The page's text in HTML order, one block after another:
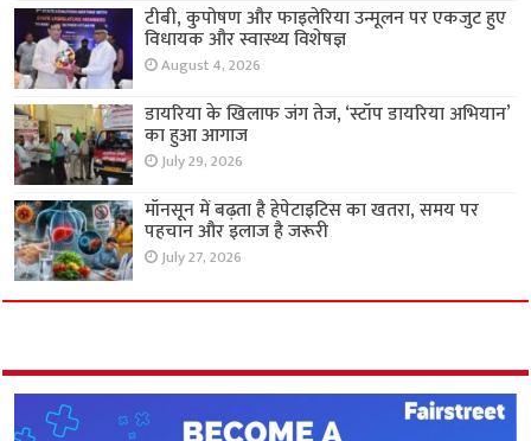
टीबी, कुपोषण और फाइलेरिया उन्मूलन पर एकजुट हुए
विधायक और स्वास्थ्य विशेषज्ञ
August 4, 2026
डायरिया के खिलाफ जंग तेज, ‘स्टॉप डायरिया अभियान’
का हुआ आगाज
July 29, 2026
मॉनसून में बढ़ता है हेपेटाइटिस का खतरा, समय पर
पहचान और इलाज है जरूरी
July 27, 2026